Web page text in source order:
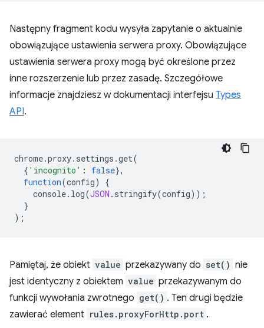
Następny fragment kodu wysyła zapytanie o aktualnie
obowiązujące ustawienia serwera proxy. Obowiązujące
ustawienia serwera proxy mogą być określone przez
inne rozszerzenie lub przez zasadę. Szczegółowe
informacje znajdziesz w dokumentacji interfejsu Types
API.
chrome.proxy. settings .get(
{ 'incognito' : false},
function(config)
{
console. log(JSON . stringify(config));
}
);
Pamiętaj, że obiekt value przekazywany do set() nie
jest identyczny z obiektem value przekazywanym do
funkcji wywołania zwrotnego get() . Ten drugi będzie
zawierać element rules.proxyForHttp.port .